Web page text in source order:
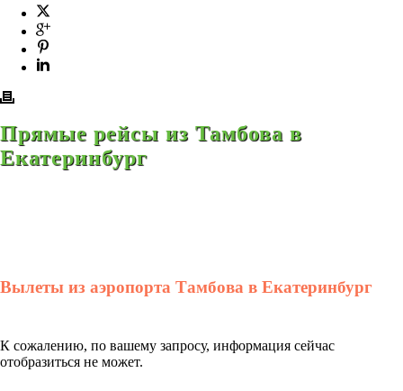
Прямые рейсы из Тамбова в
Екатеринбург
Вылеты из аэропорта Тамбова в Екатеринбург
К сожалению, по вашему запросу, информация сейчас
отобразиться не может.